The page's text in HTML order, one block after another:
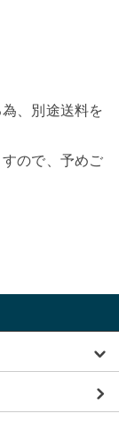
、別途送料を
ので、予めご